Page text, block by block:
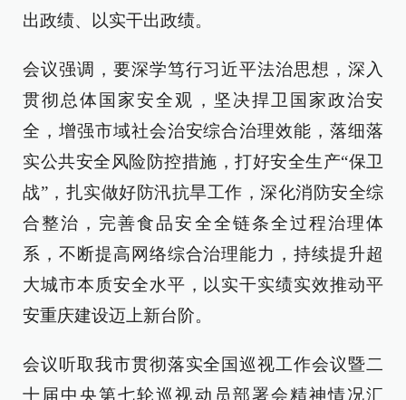
出政绩、以实干出政绩。
会议强调，要深学笃行习近平法治思想，深入
贯彻总体国家安全观，坚决捍卫国家政治安
全，增强市域社会治安综合治理效能，落细落
实公共安全风险防控措施，打好安全生产“保卫
战”，扎实做好防汛抗旱工作，深化消防安全综
合整治，完善食品安全全链条全过程治理体
系，不断提高网络综合治理能力，持续提升超
大城市本质安全水平，以实干实绩实效推动平
安重庆建设迈上新台阶。
会议听取我市贯彻落实全国巡视工作会议暨二
十届中央第七轮巡视动员部署会精神情况汇